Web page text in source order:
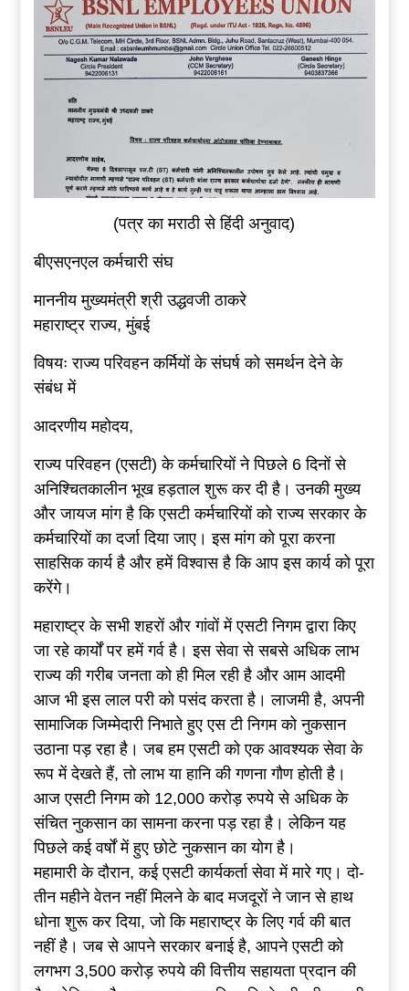
(पत्र का मराठी से हिंदी अनुवाद)
बीएसएनएल कर्मचारी संघ
माननीय मुख्यमंत्री श्री उद्धवजी ठाकरे
महाराष्ट्र राज्य, मुंबई
विषयः राज्य परिवहन कर्मियों के संघर्ष को समर्थन देने के
संबंध में
आदरणीय महोदय,
राज्य परिवहन (एसटी) के कर्मचारियों ने पिछले 6 दिनों से
अनिश्चितकालीन भूख हड़ताल शुरू कर दी है। उनकी मुख्य
और जायज मांग है कि एसटी कर्मचारियों को राज्य सरकार के
कर्मचारियों का दर्जा दिया जाए। इस मांग को पूरा करना
साहसिक कार्य है और हमें विश्वास है कि आप इस कार्य को पूरा
करेंगे।
महाराष्ट्र के सभी शहरों और गांवों में एसटी निगम द्वारा किए
जा रहे कार्यों पर हमें गर्व है। इस सेवा से सबसे अधिक लाभ
राज्य की गरीब जनता को ही मिल रही है और आम आदमी
आज भी इस लाल परी को पसंद करता है। लाजमी है, अपनी
सामाजिक जिम्मेदारी निभाते हुए एस टी निगम को नुकसान
उठाना पड़ रहा है। जब हम एसटी को एक आवश्यक सेवा के
रूप में देखते हैं, तो लाभ या हानि की गणना गौण होती है।
आज एसटी निगम को 12,000 करोड़ रुपये से अधिक के
संचित नुकसान का सामना करना पड़ रहा है। लेकिन यह
पिछले कई वर्षों में हुए छोटे नुकसान का योग है।
महामारी के दौरान, कई एसटी कार्यकर्ता सेवा में मारे गए। दो-
तीन महीने वेतन नहीं मिलने के बाद मजदूरों ने जान से हाथ
धोना शुरू कर दिया, जो कि महाराष्ट्र के लिए गर्व की बात
नहीं है। जब से आपने सरकार बनाई है, आपने एसटी को
लगभग 3,500 करोड़ रुपये की वित्तीय सहायता प्रदान की